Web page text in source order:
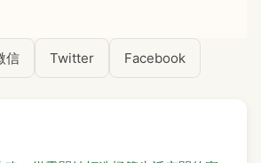
信 Twitter Facebook